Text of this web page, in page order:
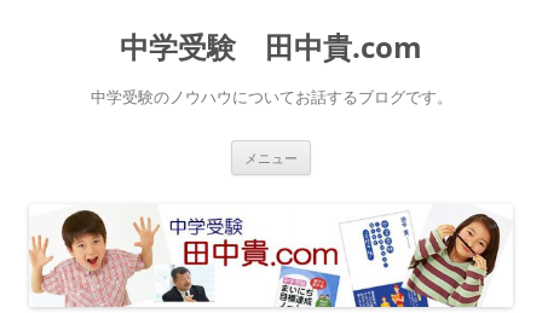
中学受験 田中貴.com
中学受験のノウハウについてお話するブログです。
メニュー
ス
キ
ッ
プ